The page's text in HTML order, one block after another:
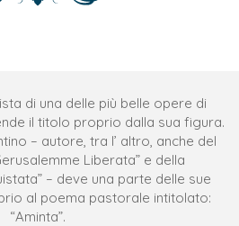
di una delle più belle opere di
il titolo proprio dalla sua figura.
– autore, tra l’ altro, anche del
Liberata” e della
– deve una parte delle sue
al poema pastorale intitolato:
“Aminta”.